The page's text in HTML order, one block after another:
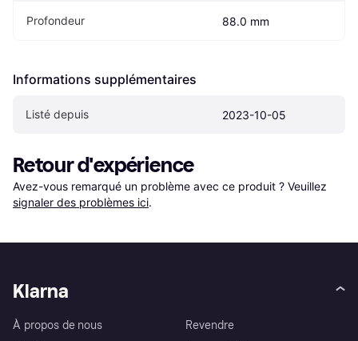
Profondeur 88.0 mm
Informations supplémentaires
Listé depuis 2023-10-05
Retour d'expérience
Avez-vous remarqué un problème avec ce produit ? Veuillez
signaler des problèmes ici.
Klarna
À propos de nous
Revendre